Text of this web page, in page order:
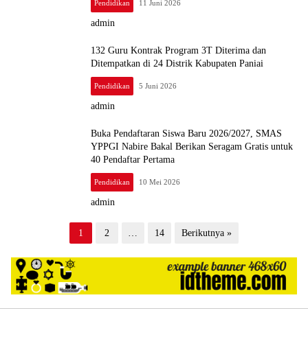
Pendidikan 11 Juni 2026
admin
132 Guru Kontrak Program 3T Diterima dan
Ditempatkan di 24 Distrik Kabupaten Paniai
Pendidikan 5 Juni 2026
admin
Buka Pendaftaran Siswa Baru 2026/2027, SMAS
YPPGI Nabire Bakal Berikan Seragam Gratis untuk
40 Pendaftar Pertama
Pendidikan 10 Mei 2026
admin
a
g
i
1 2 … 14 Berikutnya »